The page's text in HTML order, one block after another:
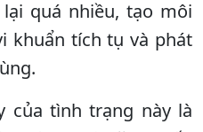
quá nhiều, tạo môi
khuẩn tích tụ và phát
của tình trạng này là